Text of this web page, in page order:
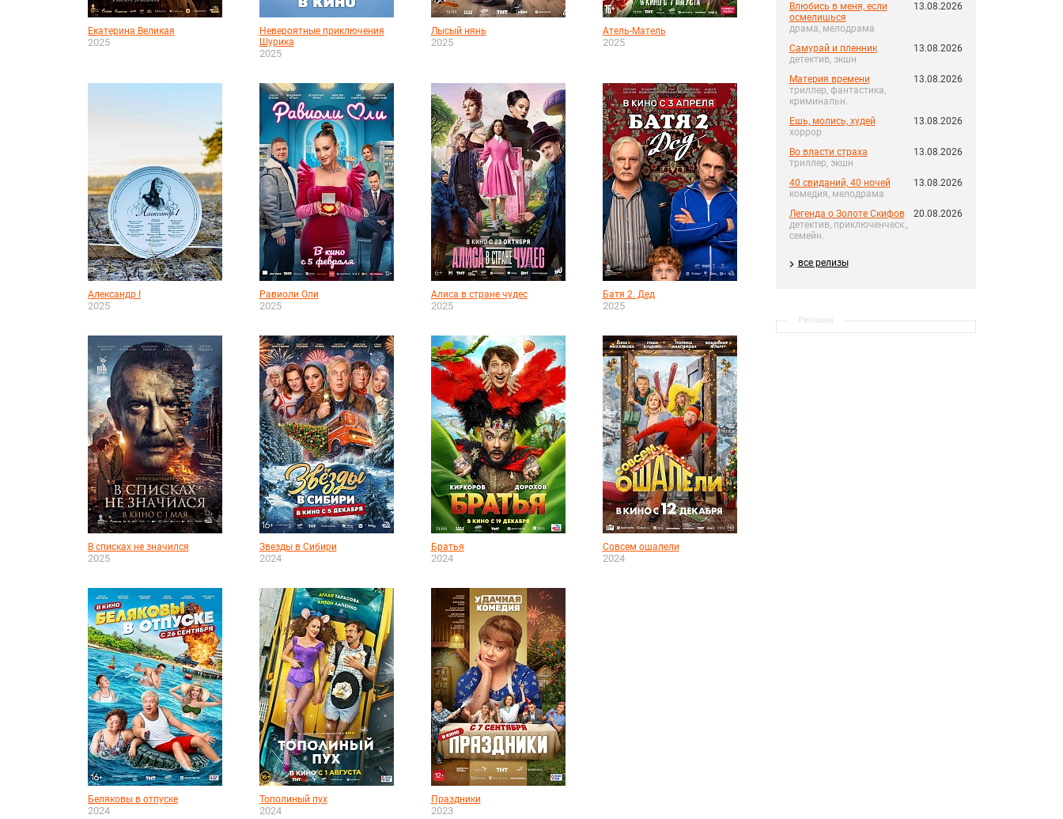
Влюбись в меня, если
осмелишься
драма, мелодрама
13.08.2026
Самурай и пленник
детектив, экшн
13.08.2026
Материя времени
триллер, фантастика,
криминальн.
13.08.2026
Ешь, молись, худей
хоррор
13.08.2026
Во власти страха
триллер, экшн
13.08.2026
40 свиданий, 40 ночей
комедия, мелодрама
13.08.2026
Легенда о Золоте Скифов
детектив, приключенческ.,
семейн.
20.08.2026
все релизы
Реклама
Екатерина Великая
2025
Невероятные приключения
Шурика
2025
Лысый нянь
2025
Атель-Матель
2025
Александр I
2025
Равиоли Оли
2025
Алиса в стране чудес
2025
Батя 2. Дед
2025
В списках не значился
2025
Звезды в Сибири
2024
Братья
2024
Совсем ошалели
2024
Беляковы в отпуске
2024
Тополиный пух
2024
Праздники
2023